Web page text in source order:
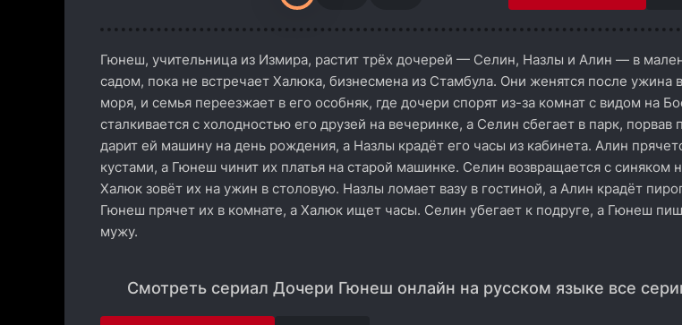
Гюнеш, учительница из Измира, растит трёх дочерей — Селин, Назлы и Алин — в
садом, пока не встречает Халюка, бизнесмена из Стамбула. Они женятся после ужина
моря, и семья переезжает в его особняк, где дочери спорят из-за комнат с видом на
сталкивается с холодностью его друзей на вечеринке, а Селин сбегает в парк, порвав
дарит ей машину на день рождения, а Назлы крадёт его часы из кабинета. Алин
кустами, а Гюнеш чинит их платья на старой машинке. Селин возвращается с синяком
Халюк зовёт их на ужин в столовую. Назлы ломает вазу в гостиной, а Алин крадёт
Гюнеш прячет их в комнате, а Халюк ищет часы. Селин убегает к подруге, а Гюнеш
мужу.
Смотреть сериал Дочери Гюнеш онлайн на русском языке все